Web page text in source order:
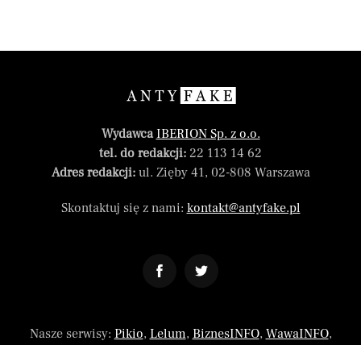
WydawcaIBERION Sp. z o.o.
tel. do redakcji: 22 113 14 62
Adres redakcji:ul. Zięby 41, 02-808 Warszawa
Skontaktuj się z nami: kontakt@antyfake.pl
Nasze serwisy: Pikio, Lelum, BiznesINFO, WawaINFO,